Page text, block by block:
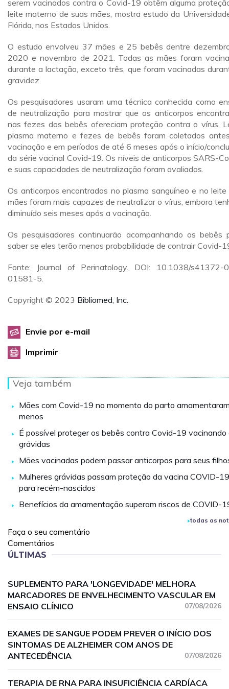
serem vacinados contra o Covid-19 obtêm alguma
leite materno de suas mães, mostra estudo da
Flórida, nos Estados Unidos.
O estudo envolveu 37 mães e 25 bebês dentre
2020 e novembro de 2021. Todas as mães foram
durante a lactação, exceto três, que foram vacinadas
gravidez.
Os pesquisadores usaram uma técnica conhecida como
de neutralização para mostrar que os anticorpos
nas fezes dos bebês ofereciam proteção contra o vírus.
plasma materno e fezes de bebês foram coletados
vacinação e em períodos de até 6 meses após o início/
da série vacinal Covid-19. Os níveis de anticorpos SARS-
e suas capacidades de neutralização foram avaliados.
Os anticorpos encontrados no plasma sanguíneo e no leite
mães foram mais capazes de neutralizar o vírus, embora
diminuído seis meses após a vacinação.
Os pesquisadores continuarão acompanhando os bebês
saber se eles terão menos probabilidade de contrair Covid-
Fonte: Journal of Perinatology. DOI: 10.1038/s41372-
01581-5.
Copyright © 2023 Bibliomed, Inc.
Envie por e-mail
Imprimir
Veja também
Mães com Covid-19 no momento do parto
menos
É possível proteger os bebês contra Covid-19 vacinando
grávidas
Mães vacinadas podem passar anticorpos para seus
Mulheres grávidas passam proteção da vacina COVID-19
para recém-nascidos
Benefícios da amamentação superam riscos de COVID-
todas as
Faça o seu comentário
Comentários
ÚLTIMAS
SUPLEMENTO PARA 'LONGEVIDADE' MELHORA
MARCADORES DE ENVELHECIMENTO VASCULAR EM
ENSAIO CLÍNICO
07/08/2026
EXAMES DE SANGUE PODEM PREVER O INÍCIO DOS
SINTOMAS DE ALZHEIMER COM ANOS DE
ANTECEDÊNCIA
07/08/2026
TERAPIA DE RNA PARA INSUFICIÊNCIA CARDÍACA